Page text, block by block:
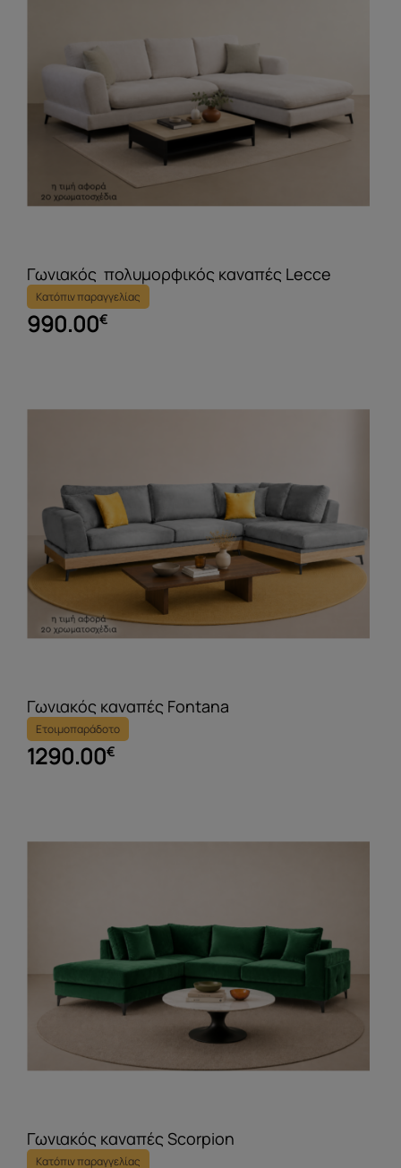
Γωνιακός πολυμορφικός καναπές Lecce
Κατόπιν παραγγελίας
990.00€
Γωνιακός καναπές Fontana
Ετοιμοπαράδοτο
1290.00€
Γωνιακός καναπές Scorpion
Κατόπιν παραγγελίας